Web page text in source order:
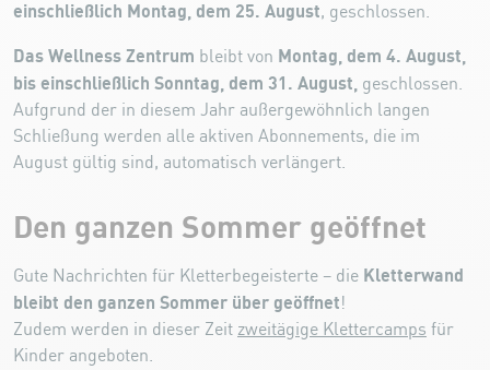
einschließlich Montag, dem 25. August, geschlossen.
Das Wellness Zentrum bleibt von Montag, dem 4. August,
bis einschließlich Sonntag, dem 31. August, geschlossen.
Aufgrund der in diesem Jahr außergewöhnlich langen
Schließung werden alle aktiven Abonnements, die im
August gültig sind, automatisch verlängert.
Den ganzen Sommer geöffnet
Gute Nachrichten für Kletterbegeisterte – die Kletterwand
bleibt den ganzen Sommer über geöffnet!
Zudem werden in dieser Zeit zweitägige Klettercamps für
Kinder angeboten.